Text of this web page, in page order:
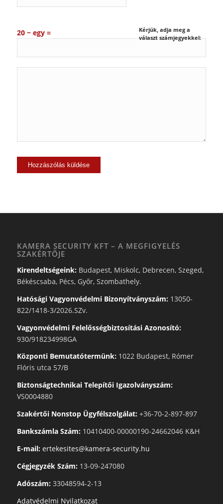
Kérjük, adja meg a
választ számjegyekkel:
20 − egy =
KAMERA SECURITY KFT – A MEGFIGYELÉS
SZAKÉRTŐJE
Kirendeltségeink:Budapest, Miskolc, Debrecen, Szeged,
Békéscsaba, Pécs, Győr, Szombathely.
Hatósági Vagyonvédelmi Bizonyítványszám:13050-
822/1418-3/2026.SZv.
Vagyonvédelmi Felelősségbiztosítási Azonosító:
930/918234998GA
Központi Bemutatótermünk:1022 Budapest, Rómer
Flóris utca 57/B
Biztonságtechnikai Telepítői Igazolványszám:
VS0004880
Szakértői Nonstop Ügyfélszolgálat:+36-70-2-897-897
Bankszámla Szám:10410400-00000190-24662046 K&H
E-mail: ertekesites@kamera-security.hu
Cégjegyzék Szám:13-09-247080
Adószám:33048594-2-13
Adatvédelmi Nyilatkozat